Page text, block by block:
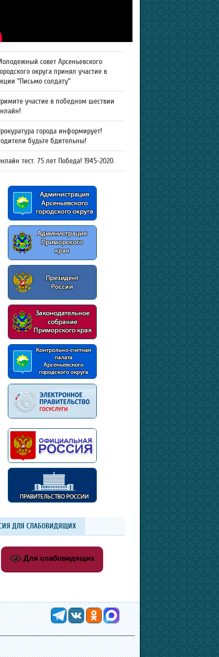
совет Арсеньевского
округа принял участие в
"Письмо солдату"
участие в победном шествии
города информирует!
будьте бдительны!
тест. 75 лет Победа! 1945-2020.
ДЛЯ СЛАБОВИДЯЩИХ
Для слабовидящих